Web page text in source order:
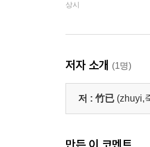
상시
저자 소개 (1명)
저 : 竹已 (zhuyi,